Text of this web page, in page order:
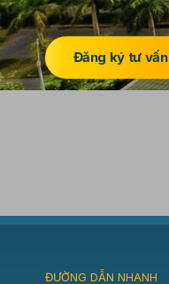
Đăng ký tư vấn
ĐƯỜNG DẪN NHANH